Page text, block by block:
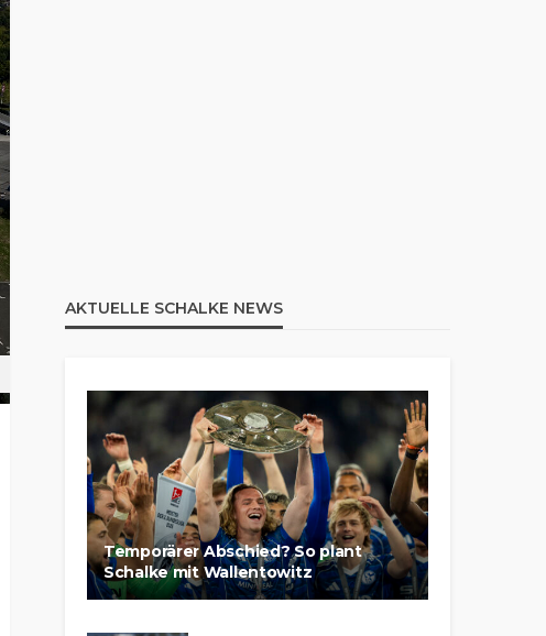
AKTUELLE SCHALKE NEWS
Temporärer Abschied? So plant
Schalke mit Wallentowitz